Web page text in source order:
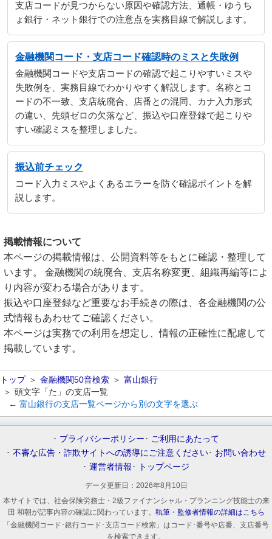
支店コードが見つからない原因や確認方法、通帳・ゆうち
ょ銀行・ネット銀行での注意点を実務目線で解説します。
金融機関コード・支店コード確認時のミスと失敗例
金融機関コードや支店コードの確認で起こりやすいミスや
失敗例を、実務目線でわかりやすく解説します。名称とコ
ードの不一致、支店統廃合、店番との混同、カナ入力形式
の違い、先頭ゼロの欠落など、振込や口座登録で起こりや
すい確認ミスを整理しました。
振込前チェック
コード入力ミスやよくあるエラーを防ぐ確認ポイントを解
説します。
掲載情報について
本ページの掲載情報は、公開資料等をもとに確認・整理して
います。 金融機関の統廃合、支店名称変更、組織再編等によ
り内容が変わる場合があります。
振込や口座登録など重要なお手続きの際は、各金融機関の公
式情報もあわせてご確認ください。
本ページは実務での利用を想定し、情報の正確性に配慮して
掲載しています。
トップ 金融機関50音検索
富山銀行
頭文字「た」の支店一覧
← 富山銀行の支店一覧ページから別の文字を選ぶ
プライバシーポリシー
ご利用にあたって
不審な広告・詐欺サイトへの誘導にご注意ください
お問い合わせ
運営者情報
トップページ
データ更新日： 2026年8月10日
本サイトでは、社会保険労務士・2級ファイナンシャル・プランニング技能士の来
田 和朝が記事内容の確認に関わっています。 執筆・監修者情報の詳細はこちら
「金融機関コード･銀行コード･支店コード検索」はコード･番号や店番、支店番号
を検索できます。